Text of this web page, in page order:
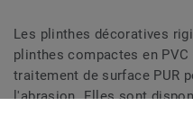
Les plinthes décoratives
plinthes compactes en
traitement de surface PUR
l'abrasion. Elles sont